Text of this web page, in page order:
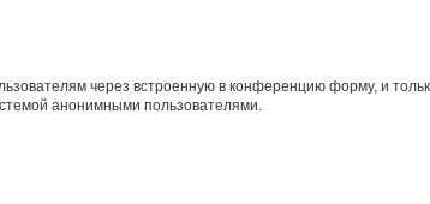
через встроенную в конференцию форму, и
анонимными пользователями.